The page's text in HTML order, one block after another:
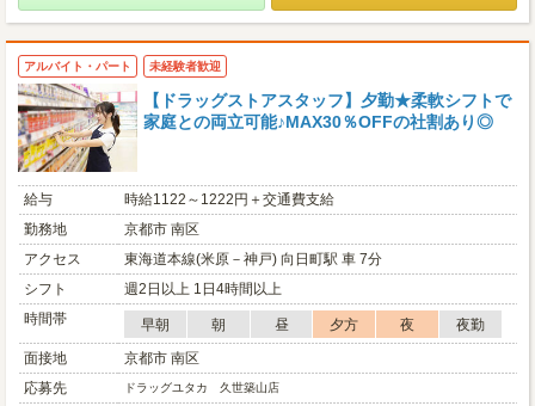
アルバイト・パート 未経験者歓迎
【ドラッグストアスタッフ】夕勤★柔軟シフトで
家庭との両立可能♪MAX30％OFFの社割あり◎
給与
時給1122～1222円＋交通費支給
勤務地
京都市 南区
アクセス
東海道本線(米原－神戸) 向日町駅 車 7分
シフト
週2日以上 1日4時間以上
時間帯
早朝 朝 昼 夕方 夜
夜勤
面接地
京都市 南区
応募先
ドラッグユタカ 久世築山店